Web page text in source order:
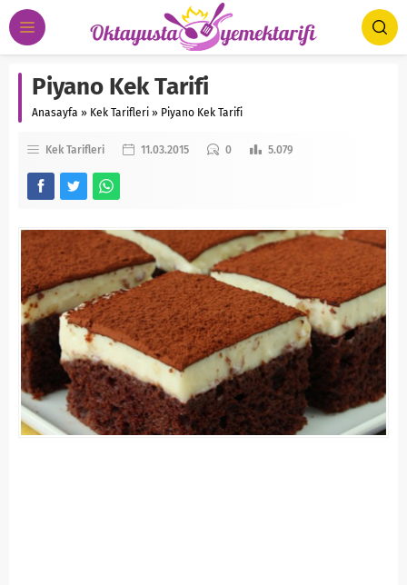
Piyano Kek Tarifi
Anasayfa » Kek Tarifleri » Piyano Kek Tarifi
Kek Tarifleri 11.03.2015 0 5.079